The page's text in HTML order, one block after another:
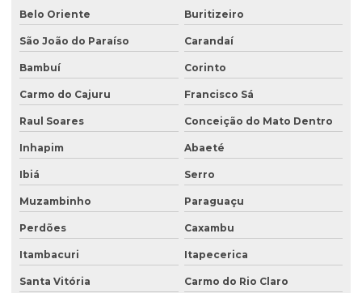
Licenciamento ambiental trifásico
Licenciamento ambiental em unidades de conservação
Licenciamento ambiental urbano
Monitoramento de efluentes
Monitoramento de efluentes líquidos
Passivo ambiental investigação detalhada
Perfuração de poço de monitoramento
Plano de monitoramento de efluentes
Plano de recuperação de área degradada
Plano de recuperação de área degradada pela mineração
Belo Oriente Buritizeiro
São João do Paraíso Carandaí
Bambuí Corinto
Carmo do Cajuru Francisco Sá
Raul Soares Conceição do Mato Dentro
Inhapim Abaeté
Ibiá Serro
Muzambinho Paraguaçu
Perdões Caxambu
Itambacuri Itapecerica
Santa Vitória Carmo do Rio Claro